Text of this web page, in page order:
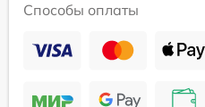
Способы оплаты